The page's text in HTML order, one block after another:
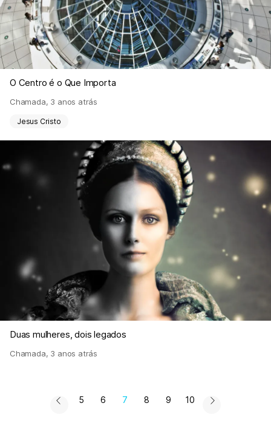
O Centro é o Que Importa
Chamada, 3 anos atrás
Jesus Cristo
Duas mulheres, dois legados
Chamada, 3 anos atrás
5 6 7 8 9 10